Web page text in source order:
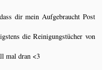
dir mein Aufgebraucht Post
die Reinigungstücher von
mal dran <3